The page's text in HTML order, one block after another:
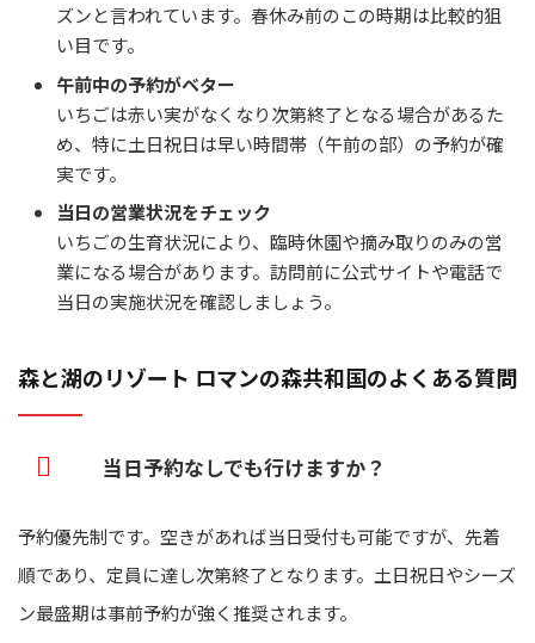
ズンと言われています。春休み前のこの時期は比較的狙
い目です。
午前中の予約がベター
いちごは赤い実がなくなり次第終了となる場合があるた
め、特に土日祝日は早い時間帯（午前の部）の予約が確
実です。
当日の営業状況をチェック
いちごの生育状況により、臨時休園や摘み取りのみの営
業になる場合があります。訪問前に公式サイトや電話で
当日の実施状況を確認しましょう。
森と湖のリゾート ロマンの森共和国のよくある質問
当日予約なしでも行けますか？
予約優先制です。空きがあれば当日受付も可能ですが、先着
順であり、定員に達し次第終了となります。土日祝日やシーズ
ン最盛期は事前予約が強く推奨されます。